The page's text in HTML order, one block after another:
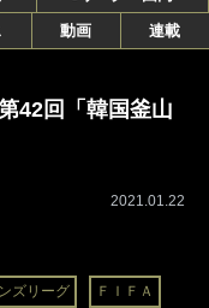
動画 連載
42回「韓国釜山
2021.01.22
ズリーグ ＦＩＦＡ